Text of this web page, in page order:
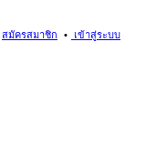
เข้าสู่ระบบ
สมัครสมาชิก